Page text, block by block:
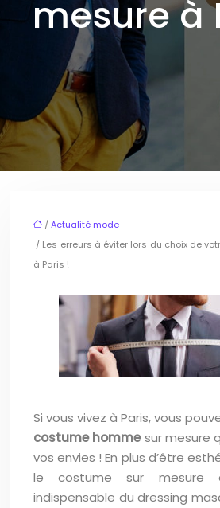
mesure à
/Actualité mode
/ Les erreurs à éviter lors du choix de
à Paris !
Si vous vivez à Paris, vous
costume hommesur mesure
vos envies ! En plus d’être
le costume sur mesure
indispensable du dressing